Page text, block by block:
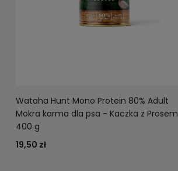
Wataha Hunt Mono Protein 80% Adult
Mokra karma dla psa - Kaczka z Prosem
400 g
19,50 zł